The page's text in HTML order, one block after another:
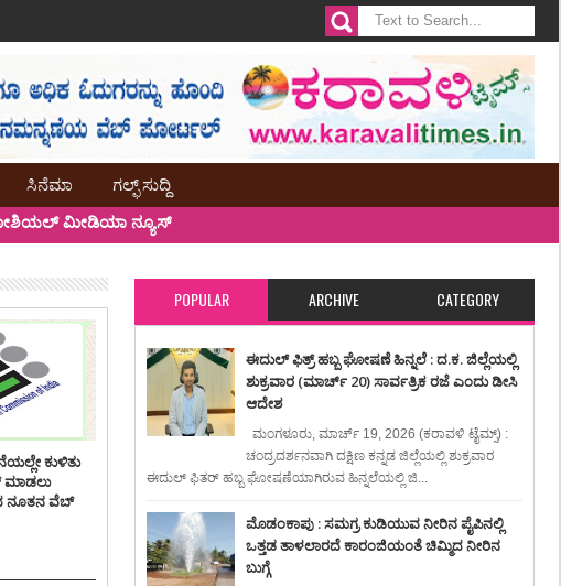
ಸಿನೆಮಾ ಗಲ್ಫ್ ಸುದ್ದಿ
ಮೀಡಿಯಾ ನ್ಯೂಸ್
POPULAR ARCHIVE CATEGORY
ಈದುಲ್ ಫಿತ್ರ್ ಹಬ್ಬ ಘೋಷಣೆ ಹಿನ್ನಲೆ : ದ.ಕ. ಜಿಲ್ಲೆಯಲ್ಲಿ
ಶುಕ್ರವಾರ (ಮಾರ್ಚ್ 20) ಸಾರ್ವತ್ರಿಕ ರಜೆ ಎಂದು ಡೀಸಿ
ಆದೇಶ
ಮಂಗಳೂರು, ಮಾರ್ಚ್ 19, 2026 (ಕರಾವಳಿ ಟೈಮ್ಸ್) :
ಚಂದ್ರದರ್ಶನವಾಗಿ ದಕ್ಷಿಣ ಕನ್ನಡ ಜಿಲ್ಲೆಯಲ್ಲಿ ಶುಕ್ರವಾರ
ಈದುಲ್ ಫಿತರ್ ಹಬ್ಬ ಘೋಷಣೆಯಾಗಿರುವ ಹಿನ್ನಲೆಯಲ್ಲಿ ಜಿ...
ಮೊಡಂಕಾಪು : ಸಮಗ್ರ ಕುಡಿಯುವ ನೀರಿನ ಪೈಪಿನಲ್ಲಿ
ಒತ್ತಡ ತಾಳಲಾರದೆ ಕಾರಂಜಿಯಂತೆ ಚಿಮ್ಮಿದ ನೀರಿನ
ಬುಗ್ಗೆ
ಕುಳಿತು
ನೂತನ ವೆಬ್